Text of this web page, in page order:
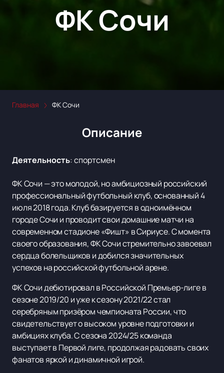
ФК Сочи
Главная ФК Сочи
Описание
Деятельность:спортсмен
ФК Сочи — это молодой, но амбициозный российский
профессиональный футбольный клуб, основанный 4
июля 2018 года. Клуб базируется в одноимённом
городе Сочи и проводит свои домашние матчи на
современном стадионе «Фишт» в Сириусе. С момента
своего образования, ФК Сочи стремительно завоевал
сердца болельщиков и добился значительных
успехов на российской футбольной арене.
ФК Сочи дебютировал в Российской Премьер-лиге в
сезоне 2019/20 и уже к сезону 2021/22 стал
серебряным призёром чемпионата России, что
свидетельствует о высоком уровне подготовки и
амбициях клуба. С сезона 2024/25 команда
выступает в Первой лиге, продолжая радовать своих
фанатов яркой и динамичной игрой.